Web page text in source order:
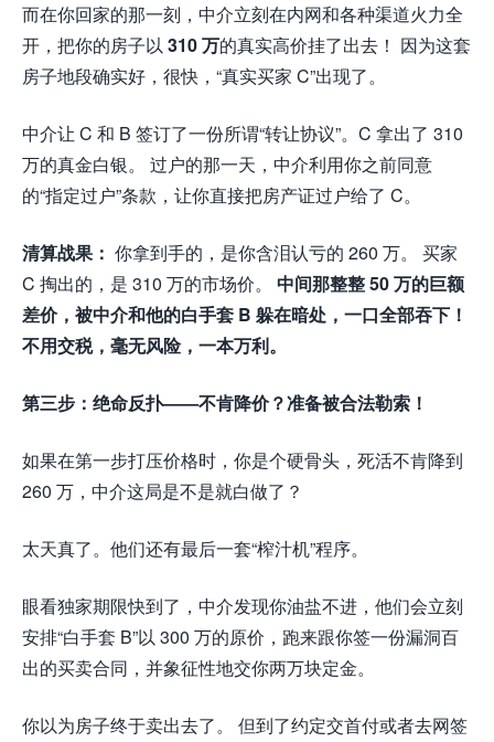
而在你回家的那一刻，中介立刻在内网和各种渠道火力全
开，把你的房子以 310 万的真实高价挂了出去！ 因为这套
房子地段确实好，很快，“真实买家 C”出现了。
中介让 C 和 B 签订了一份所谓“转让协议”。C 拿出了 310
万的真金白银。 过户的那一天，中介利用你之前同意
的“指定过户”条款，让你直接把房产证过户给了 C。
清算战果： 你拿到手的，是你含泪认亏的 260 万。 买家
C 掏出的，是 310 万的市场价。 中间那整整 50 万的巨额
差价，被中介和他的白手套 B 躲在暗处，一口全部吞下！
不用交税，毫无风险，一本万利。
第三步：绝命反扑——不肯降价？准备被合法勒索！
如果在第一步打压价格时，你是个硬骨头，死活不肯降到
260 万，中介这局是不是就白做了？
太天真了。他们还有最后一套“榨汁机”程序。
眼看独家期限快到了，中介发现你油盐不进，他们会立刻
安排“白手套 B”以 300 万的原价，跑来跟你签一份漏洞百
出的买卖合同，并象征性地交你两万块定金。
你以为房子终于卖出去了。 但到了约定交首付或者去网签